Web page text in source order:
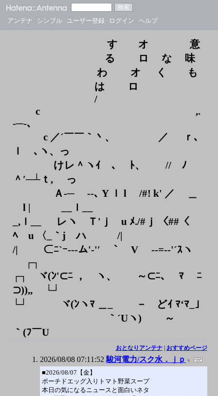
アンテナ シンプル ユーザー登録 ログイン ヘルプ
す オ 意
る ロ な 味
わ オ く も
は ロ
/
c ,.
-─-､
c ／´￣￣｀丶、 ／ ｒ､
ｌゝ､ヽ、っ
けレ＾ヽｲゝ､ ﾄ、 // ﾉ
＾′─┴ｔ,ゝ っ
Ａ-─ ‐-､ Y ｌ l /#! k' ／ ＿
l | __ｌ__
_,ｌ__ レヽ Ｔ'ｊ u ﾒ./#ｊ 〈##〈
ﾍ u 〈_｀j ハ /|
/| ⊂ﾆ`ｰ--‐ム'-'′ ｀￣V ゝ‐-=-‐'´ｽヽ
┌┐
┌┐ ヾ(ﾝ'⊂ﾆ ， ヽ、 ～⊂ﾆ､ ﾏ ﾆ
⊃)),, └┘
└┘ ヾ(ﾝヽﾏ ＿_ゝ － どｲ ﾏ‘ﾏ_｣
｀´Uヽ) ～
｀(ﾌ￣U
おとなりアンテナ| おすすめページ
2026/08/08 07:11:52 駿河電力/スク水．ｊｐ
■2026/08/07【金】
ポーチドエッグ入りトマト野菜スープ
本日の気になるニュースと面白いネタ